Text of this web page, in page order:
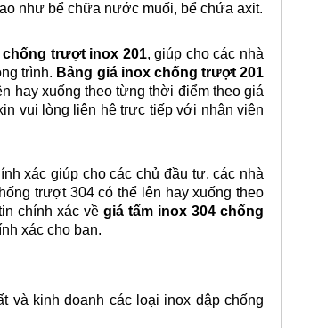
như bể chữa nước muối, bể chứa axit.
chống trượt inox 201, giúp cho các nhà
trình. Bảng giá inox chống trượt 201
hay xuống theo từng thời điểm theo giá
vui lòng liên hệ trực tiếp với nhân viên
xác giúp cho các chủ đầu tư, các nhà
trượt 304 có thể lên hay xuống theo
chính xác về giá tấm inox 304 chống
xác cho bạn.
và kinh doanh các loại inox dập chống